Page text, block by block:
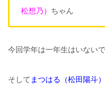
松想乃） ちゃん
今回学年は一年生はいないで
そして まつはる（松田陽斗）